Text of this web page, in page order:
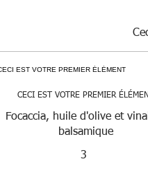
CECI EST VOTRE PREMIER
Focaccia, huile d'olive et
balsamique
3